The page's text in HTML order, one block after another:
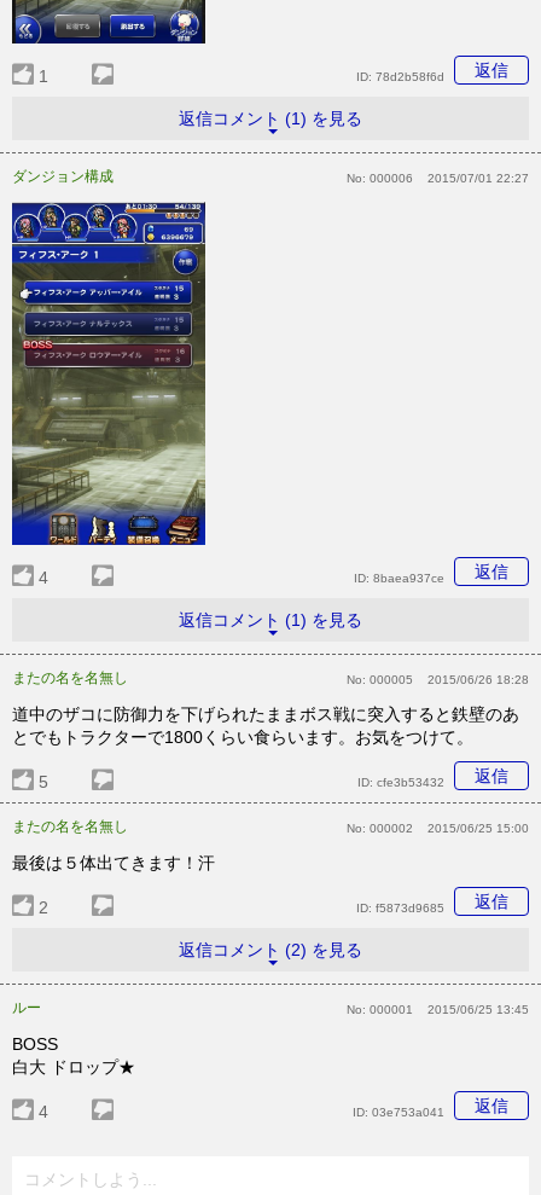
1 返信
ID: 78d2b58f6d
返信コメント (1) を見る
ダンジョン構成 No: 000006 2015/07/01 22:27
4 返信
ID: 8baea937ce
返信コメント (1) を見る
またの名を名無し No: 000005 2015/06/26 18:28
道中のザコに防御力を下げられたままボス戦に突入すると鉄壁のあ
とでもトラクターで1800くらい食らいます。お気をつけて。
5 返信
ID: cfe3b53432
またの名を名無し No: 000002 2015/06/25 15:00
最後は５体出てきます！汗
2 返信
ID: f5873d9685
返信コメント (2) を見る
ルー No: 000001 2015/06/25 13:45
BOSS
白大 ドロップ★
4 返信
ID: 03e753a041
コメントしよう...